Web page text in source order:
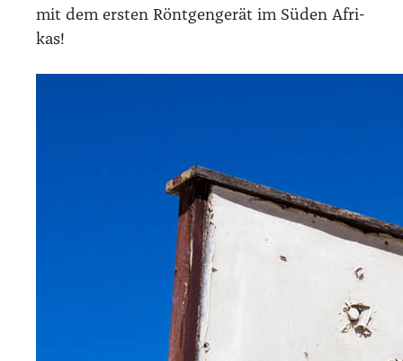
mit dem ers­ten Rönt­gen­ge­rät im Süden Afri­
kas!